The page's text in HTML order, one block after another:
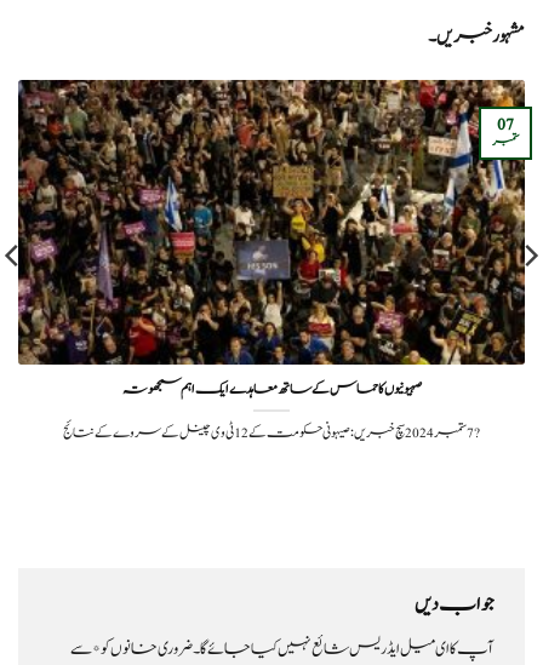
مشہور خبریں۔
صہیونیوں کا حماس کے ساتھ معاہدے ایک اہم سمجھوتہ
?️ 7 ستمبر 2024سچ خبریں: صیہونی حکومت کے 12 ٹی وی چینل کے سروے کے نتائج
07
ستمبر
جواب دیں
آپ کا ای میل ایڈریس شائع نہیں کیا جائے گا۔ضروری خانوں کو*سے